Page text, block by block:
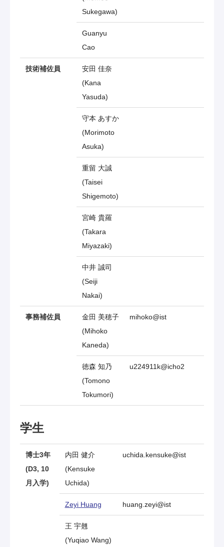
Sukegawa)
Guanyu
Cao
技術補佐員
安田 佳奈
(Kana
Yasuda)
守本 あすか
(Morimoto
Asuka)
重留 大誠
(Taisei
Shigemoto)
宮崎 貴羅
(Takara
Miyazaki)
中井 誠司
(Seiji
Nakai)
事務補佐員
金田 美穂子
(Mihoko
Kaneda)
mihoko@ist
徳森 知乃
(Tomono
Tokumori)
u224911k@icho2
学生
博士3年
(D3, 10
月入学)
内田 健介
(Kensuke
Uchida)
uchida.kensuke@ist
Zeyi Huang huang.zeyi@ist
王 宇翹
(Yuqiao Wang)